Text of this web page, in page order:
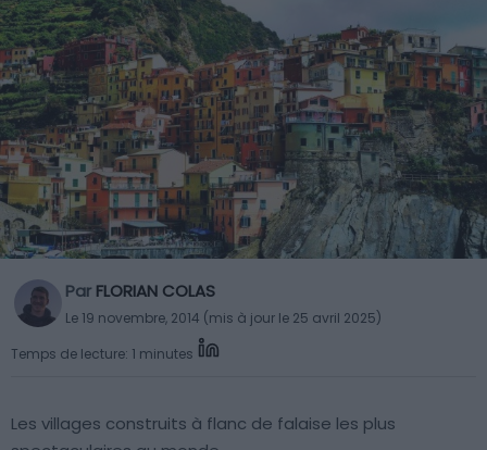
Par FLORIAN COLAS
Le 19 novembre, 2014 (mis à jour le 25 avril 2025)
Temps de lecture: 1 minutes
Les villages construits à flanc de falaise les plus